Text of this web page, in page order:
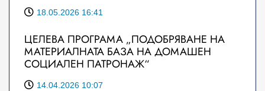
18.05.2026 16:41
ЦЕЛЕВА ПРОГРАМА „ПОДОБРЯВАНЕ НА
МАТЕРИАЛНАТА БАЗА НА ДОМАШЕН
СОЦИАЛЕН ПАТРОНАЖ“
14.04.2026 10:07